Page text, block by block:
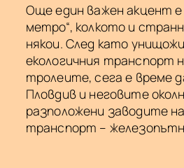
Още един важен акцент
метро“, колкото и
някои. След като
екологичния транспорт
тролеите, сега е време
Пловдив и неговите
разположени заводите
транспорт –